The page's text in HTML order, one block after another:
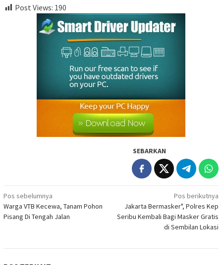
Post Views: 190
SEBARKAN
Navigasi
pos
Pos sebelumnya
Warga VTB Kecewa, Tanam Pohon
Pisang Di Tengah Jalan
Pos berikutnya
Jakarta Bermasker", Polres Kep
Seribu Kembali Bagi Masker Gratis
di Sembilan Lokasi